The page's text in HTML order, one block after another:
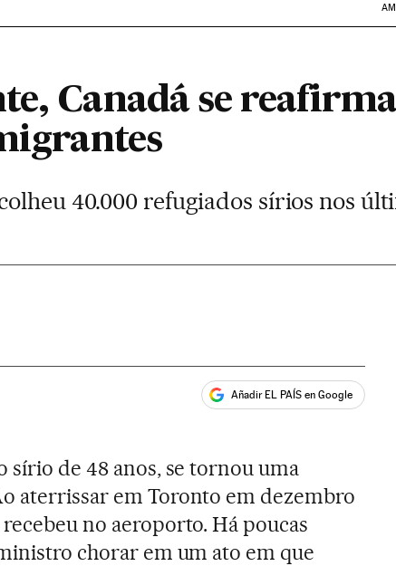
Canadá se
40.000 refugiados sírios nos
Añadir EL PAÍS en Google
sírio de 48 anos, se tornou uma
aterrissar em Toronto em dezembro
no aeroporto. Há poucas
chorar em um ato em que